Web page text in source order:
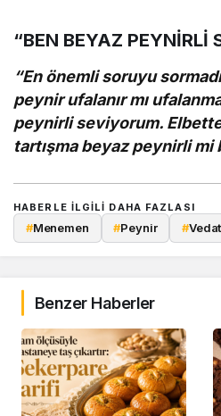
“BEN BEYAZ PEYNİRLİ
“En önemli soruyu
peynir ufalanır mı
peynirli seviyorum.
tartışma beyaz peynirli
HABERLE ILGILI DAHA FAZLASI
#Menemen #Peynir #
Benzer Haberler